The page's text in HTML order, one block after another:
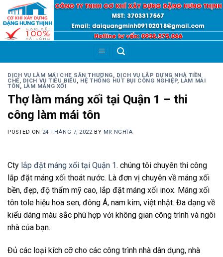
Skip
content
DỊCH VỤ LÀM MÁI CHE SÂN THƯỢNG, DỊCH VỤ LẮP DỰNG NHÀ TIỀN
CHẾ, DỊCH VỤ TIÊU BIỂU, HỆ THỐNG HÚT BỤI CÔNG NGHIỆP, LÀM MÁI
TÔN , LÀM MÁNG XỐI
Thợ làm máng xối tại Quận 1 – thi
công làm mái tôn
POSTED ON 24 THÁNG 7, 2022BY MR NGHĨA
Cty lắp đặt máng xối tại Quận 1. chúng tôi chuyên thi công
lắp đặt máng xối thoát nước. Là đơn vị chuyên về máng xối
bền, đẹp, độ thẩm mỹ cao, lắp đặt máng xối inox. Máng xối
tôn tole hiệu hoa sen, đông Á, nam kim, việt nhật. Đa dạng về
kiểu dáng màu sắc phù hợp với không gian công trình và ngôi
nhà của bạn.
Đủ các loại kích cỡ cho các công trình nhà dân dụng, nhà